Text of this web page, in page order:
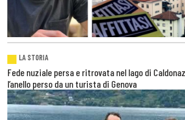
LA STORIA
Fede nuziale persa e ritrovata nel lago di
l’anello perso da un turista di Genova